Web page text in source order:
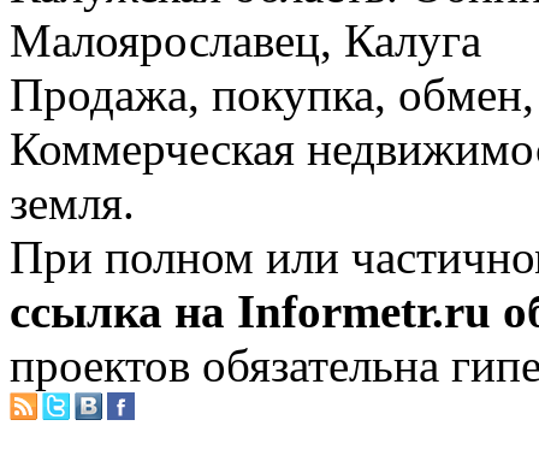
Малоярославец, Калуга
Продажа, покупка, обмен,
Коммерческая
земля.
При полном или
ссылка на Informetr.ru
проектов обязательна